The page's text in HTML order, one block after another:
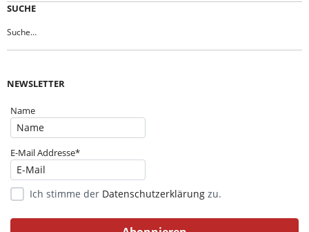
SUCHE
NEWSLETTER
Name
E-Mail Addresse*
Ich stimme der Datenschutzerklärung zu.